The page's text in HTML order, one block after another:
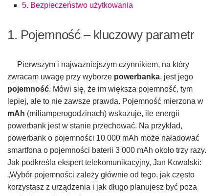
5. Bezpieczeństwo użytkowania
1. Pojemność – kluczowy parametr
Pierwszym i najważniejszym czynnikiem, na który
zwracam uwagę przy wyborze powerbanka, jest jego
pojemność. Mówi się, że im większa pojemność, tym
lepiej, ale to nie zawsze prawda. Pojemność mierzona w
mAh (miliamperogodzinach) wskazuje, ile energii
powerbank jest w stanie przechować. Na przykład,
powerbank o pojemności 10 000 mAh może naładować
smartfona o pojemności baterii 3 000 mAh około trzy razy.
Jak podkreśla ekspert telekomunikacyjny, Jan Kowalski:
„Wybór pojemności zależy głównie od tego, jak często
korzystasz z urządzenia i jak długo planujesz być poza